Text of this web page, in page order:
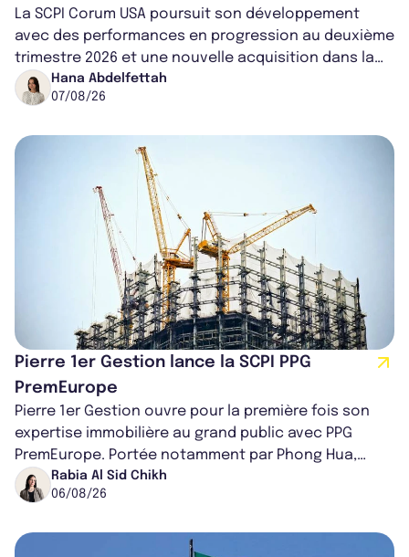
La SCPI Corum USA poursuit son développement
avec des performances en progression au deuxième
trimestre 2026 et une nouvelle acquisition dans la
région de Chicago. Entre hausse de...
Hana Abdelfettah
07/08/26
Pierre 1er Gestion lance la SCPI PPG
PremEurope
Pierre 1er Gestion ouvre pour la première fois son
expertise immobilière au grand public avec PPG
PremEurope. Portée notamment par Phong Hua,
ancien directeur des investissements d...
Rabia Al Sid Chikh
06/08/26